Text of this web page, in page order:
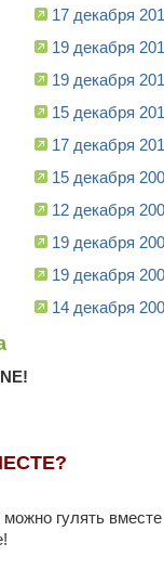
17 декабря
19 декабря
19 декабря
15 декабря
17 декабря
15 декабря
12 декабря
19 декабря
19 декабря
14 декабря
можно гулять